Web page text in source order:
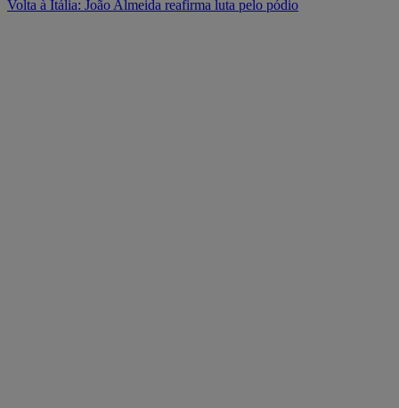
Volta à Itália: João Almeida reafirma luta pelo pódio